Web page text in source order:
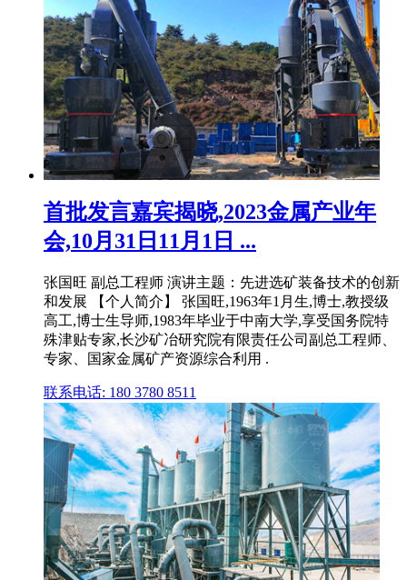
首批发言嘉宾揭晓,2023金属产业年
会,10月31日11月1日 ...
张国旺 副总工程师 演讲主题：先进选矿装备技术的创新
和发展 【个人简介】 张国旺,1963年1月生,博士,教授级
高工,博士生导师,1983年毕业于中南大学,享受国务院特
殊津贴专家,长沙矿冶研究院有限责任公司副总工程师、
专家、国家金属矿产资源综合利用 .
联系电话: 180 3780 8511